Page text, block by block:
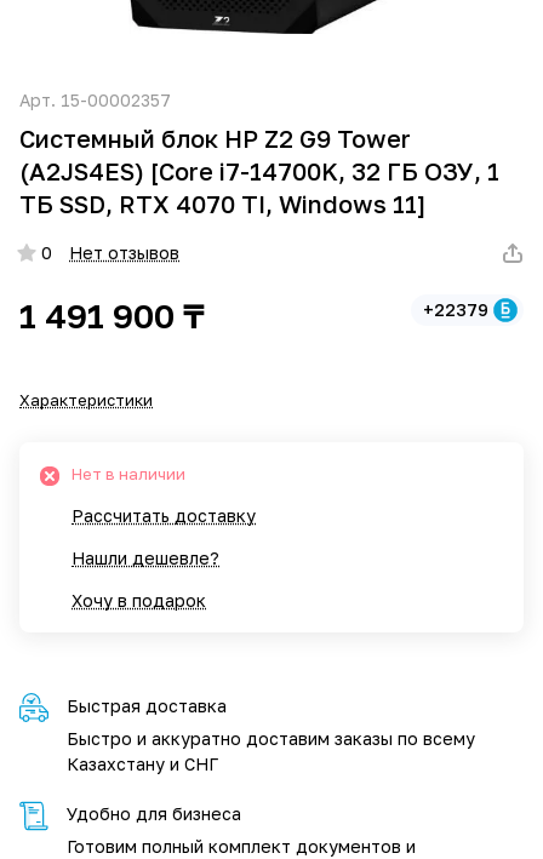
Арт. 15-00002357
Системный блок HP Z2 G9 Tower
(A2JS4ES) [Core i7-14700K, 32 ГБ ОЗУ, 1
ТБ SSD, RTX 4070 TI, Windows 11]
0 Нет отзывов
1 491 900 ₸ +22379
Характеристики
Нет в наличии
Рассчитать доставку
Нашли дешевле?
Хочу в подарок
Быстрая доставка
Быстро и аккуратно доставим заказы по всему
Казахстану и СНГ
Удобно для бизнеса
Готовим полный комплект документов и